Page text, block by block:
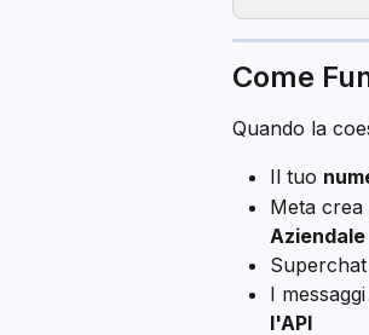
Come
Quando la
Il tuo
Meta crea
Aziendale
I
l'API